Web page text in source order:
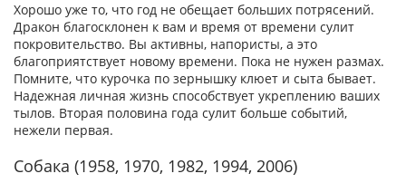
Хорошо уже то, что год не обещает больших потрясений.
Дракон благосклонен к вам и время от времени сулит
покровительство. Вы активны, напористы, а это
благоприятствует новому времени. Пока не нужен размах.
Помните, что курочка по зернышку клюет и сыта бывает.
Надежная личная жизнь способствует укреплению ваших
тылов. Вторая половина года сулит больше событий,
нежели первая.
Собака (1958, 1970, 1982, 1994, 2006)